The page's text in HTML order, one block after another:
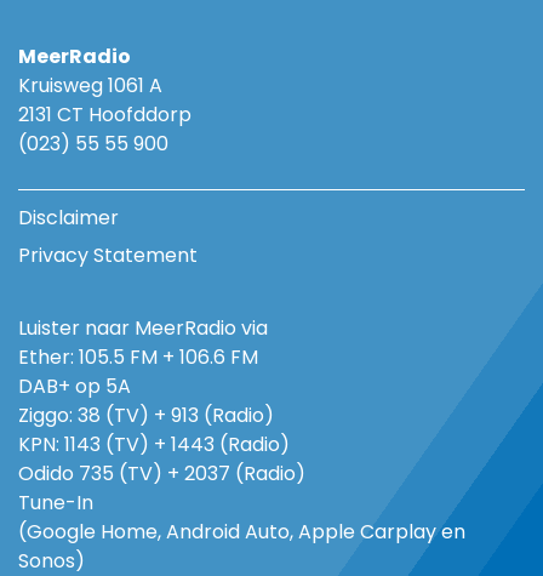
MeerRadio
Kruisweg 1061 A
2131 CT Hoofddorp
(023) 55 55 900
Disclaimer
Privacy Statement
Luister naar MeerRadio via
Ether: 105.5 FM + 106.6 FM
DAB+ op 5A
Ziggo: 38 (TV) + 913 (Radio)
KPN: 1143 (TV) + 1443 (Radio)
Odido 735 (TV) + 2037 (Radio)
Tune-In
(Google Home, Android Auto, Apple Carplay en
Sonos)